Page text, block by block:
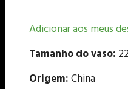
Adicionar aos meus
Tamanho do vaso:
Origem:China